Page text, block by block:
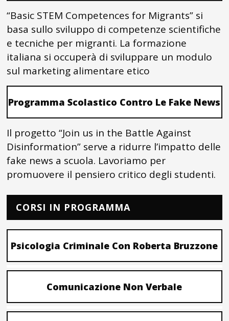
“Basic STEM Competences for Migrants” si
basa sullo sviluppo di competenze scientifiche
e tecniche per migranti. La formazione
italiana si occuperà di sviluppare un modulo
sul marketing alimentare etico
Programma Scolastico Contro Le Fake News
Il progetto “Join us in the Battle Against
Disinformation” serve a ridurre l’impatto delle
fake news a scuola. Lavoriamo per
promuovere il pensiero critico degli studenti.
CORSI IN PROGRAMMA
Psicologia Criminale Con Roberta Bruzzone
Comunicazione Non Verbale